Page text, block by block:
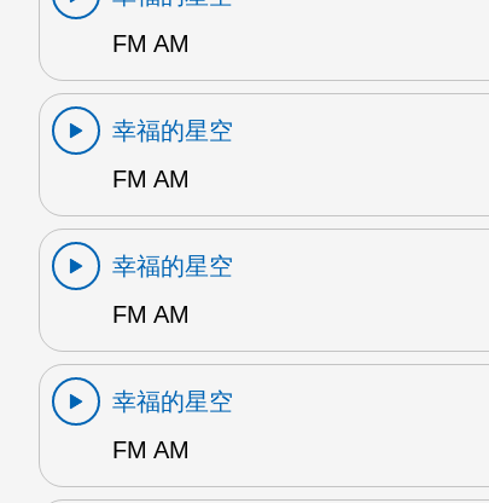
FM AM
幸福的星空
FM AM
幸福的星空
FM AM
幸福的星空
FM AM